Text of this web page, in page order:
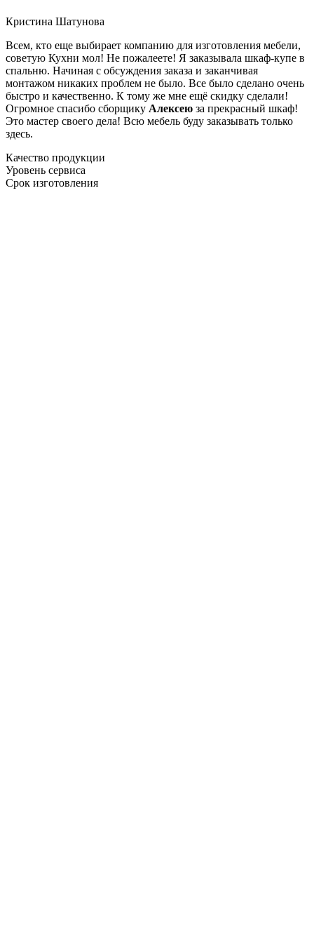
Кристина Шатунова
Всем, кто еще выбирает компанию для изготовления мебели,
советую Кухни мол! Не пожалеете! Я заказывала шкаф-купе в
спальню. Начиная с обсуждения заказа и заканчивая
монтажом никаких проблем не было. Все было сделано очень
быстро и качественно. К тому же мне ещё скидку сделали!
Огромное спасибо сборщику Алексею за прекрасный шкаф!
Это мастер своего дела! Всю мебель буду заказывать только
здесь.
Качество продукции
Уровень сервиса
Срок изготовления